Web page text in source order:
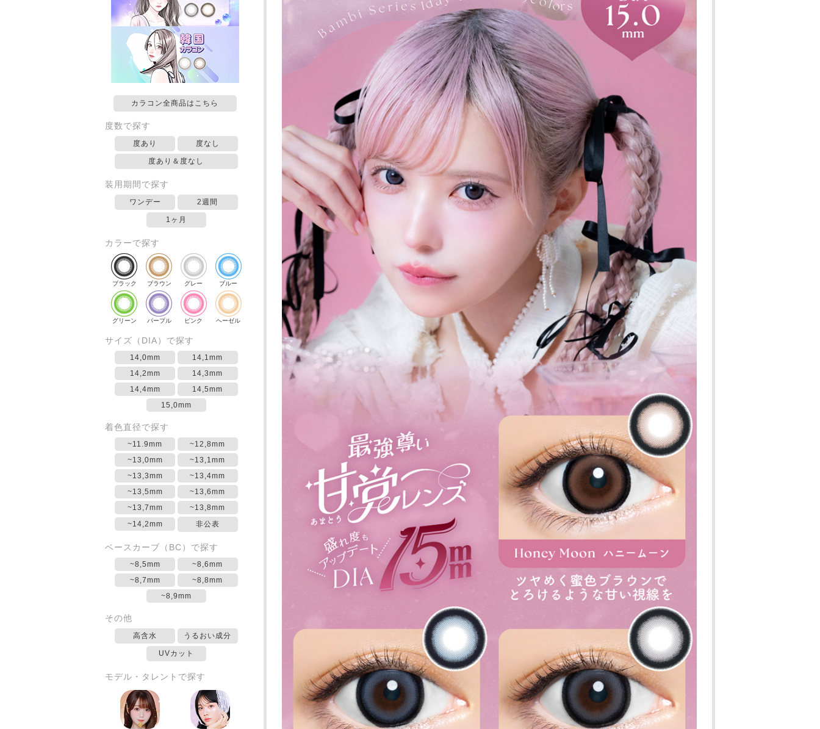
カラコン全商品はこちら
度数で探す
度あり 度なし
度あり＆度なし
装用期間で探す
ワンデー 2週間
1ヶ月
カラーで探す
ブラック ブラウン グレー ブルー
グリーン パープル ピンク ヘーゼル
サイズ（DIA）で探す
14,0mm
14,1mm
14,2mm
14,3mm
14,4mm
14,5mm
15,0mm
着色直径で探す
~11.9mm
~12,8mm
~13,0mm
~13,1mm
~13,3mm
~13,4mm
~13,5mm
~13,6mm
~13,7mm
~13,8mm
~14,2mm
非公表
ベースカーブ（BC）で探す
~8,5mm
~8,6mm
~8,7mm
~8,8mm
~8,9mm
その他
高含水 うるおい成分
UVカット
モデル・タレントで探す